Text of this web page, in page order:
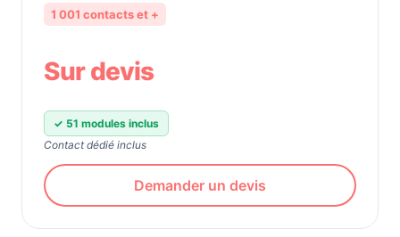
1 001 contacts et +
Sur devis
✓ 51 modules inclus
Contact dédié inclus
Demander un devis